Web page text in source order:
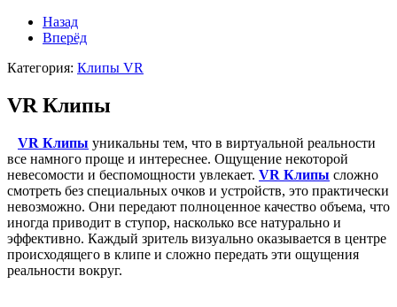
Назад
Вперёд
Категория: Клипы VR
VR Клипы
VR Клипы уникальны тем, что в виртуальной реальности
все намного проще и интереснее. Ощущение некоторой
невесомости и беспомощности увлекает. VR Клипы сложно
смотреть без специальных очков и устройств, это практически
невозможно. Они передают полноценное качество объема, что
иногда приводит в ступор, насколько все натурально и
эффективно. Каждый зритель визуально оказывается в центре
происходящего в клипе и сложно передать эти ощущения
реальности вокруг.